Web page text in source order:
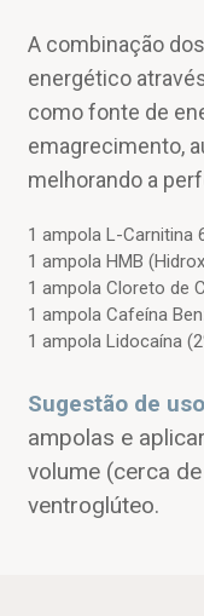
A combinação
energético
como fonte de
emagrecimento,
melhorando a
1 ampola L-Carnitina
1 ampola HMB
1 ampola Cloreto de
1 ampola Cafeína
1 ampola Lidocaína
Sugestão de
ampolas e
volume (cerca
ventroglúteo.